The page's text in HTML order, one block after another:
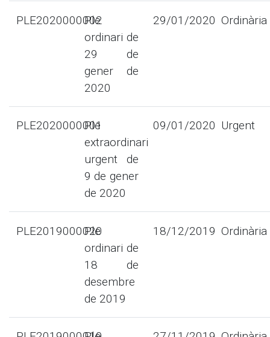
PLE2020000002
Ple
ordinari de
29 de
gener de
2020
29/01/2020 Ordinària
PLE2020000001
Ple
extraordinari
urgent de
9 de gener
de 2020
09/01/2020 Urgent
PLE2019000020
Ple
ordinari de
18 de
desembre
de 2019
18/12/2019 Ordinària